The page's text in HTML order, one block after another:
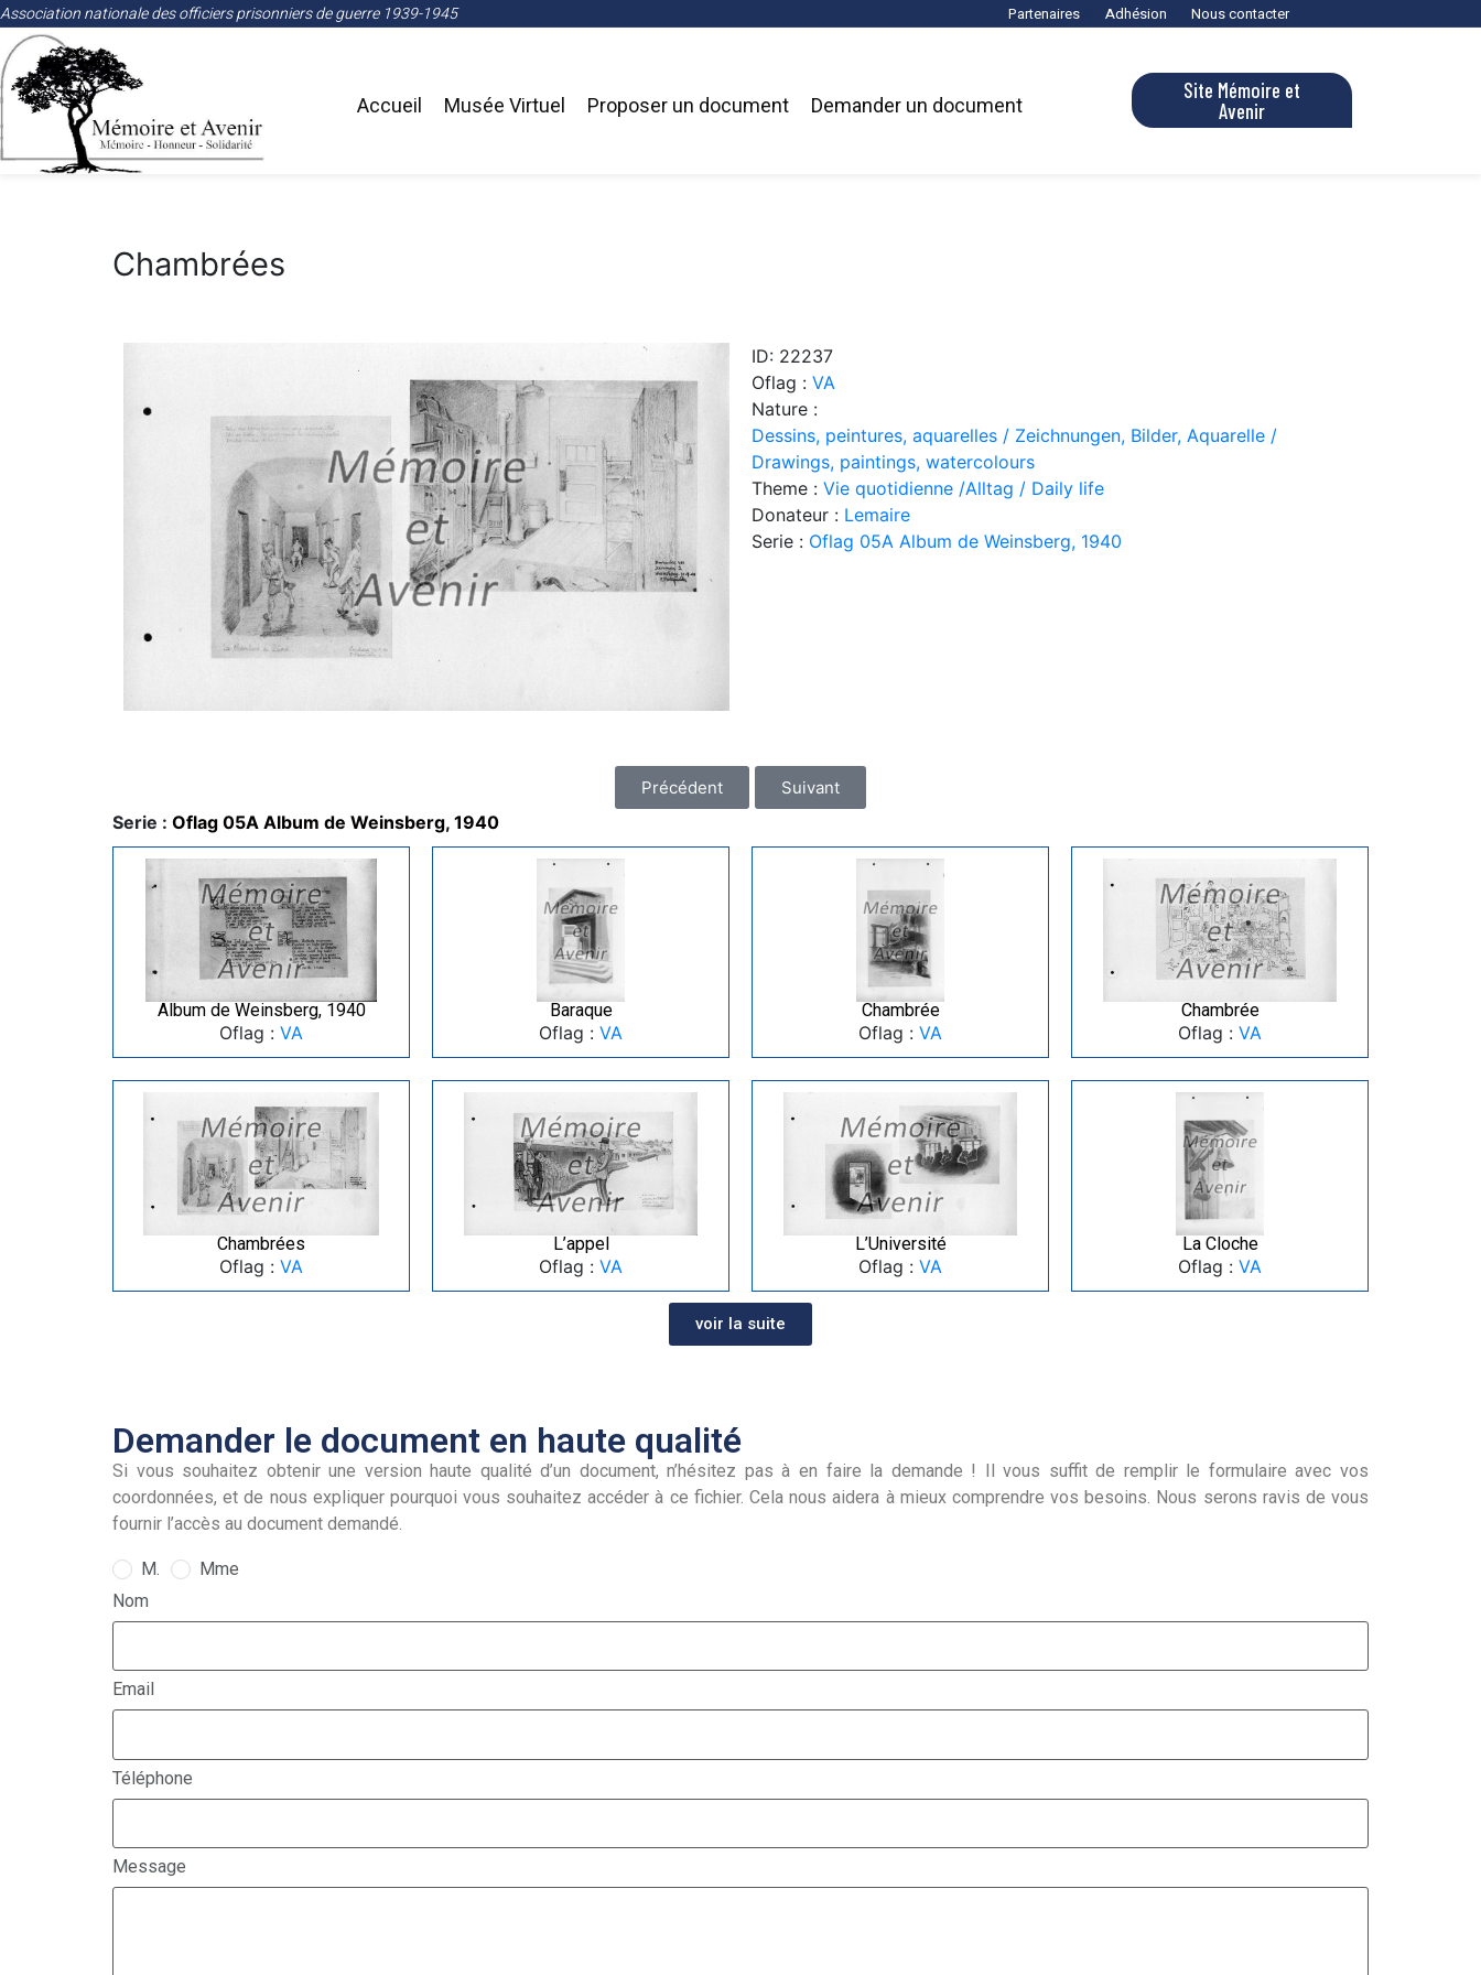
Association nationale des officiers prisonniers de guerre 1939-1945 Partenaires Adhésion Nous contacter
Accueil Musée Virtuel Proposer un document Demander un document
Site Mémoire et
Avenir
Chambrées
ID: 22237
Oflag : VA
Nature :
Dessins, peintures, aquarelles / Zeichnungen, Bilder, Aquarelle /
Drawings, paintings, watercolours
Theme : Vie quotidienne /Alltag / Daily life
Donateur : Lemaire
Serie : Oflag 05A Album de Weinsberg, 1940
Précédent Suivant
Serie : Oflag 05A Album de Weinsberg, 1940
Album de Weinsberg, 1940
Oflag : VA
Baraque
Oflag : VA
Chambrée
Oflag : VA
Chambrée
Oflag : VA
Chambrées
Oflag : VA
L’appel
Oflag : VA
L’Université
Oflag : VA
La Cloche
Oflag : VA
voir la suite
Demander le document en haute qualité
Si vous souhaitez obtenir une version haute qualité d’un document, n’hésitez pas à en faire la demande ! Il vous suffit de remplir le formulaire avec vos
coordonnées, et de nous expliquer pourquoi vous souhaitez accéder à ce fichier. Cela nous aidera à mieux comprendre vos besoins. Nous serons ravis de vous
fournir l’accès au document demandé.
M.
Mme
Nom
Email
Téléphone
Message